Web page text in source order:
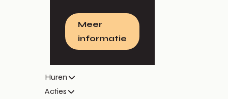
Meer
informatie
Huren
Acties